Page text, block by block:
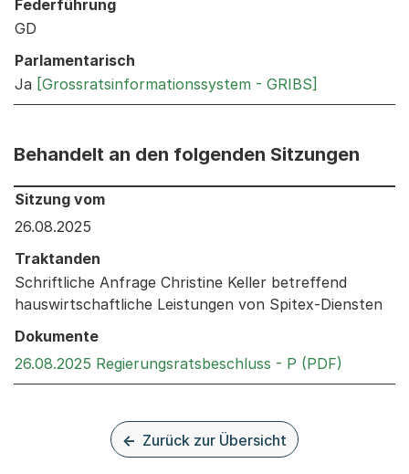
Federführung
GD
Parlamentarisch
Ja [Grossratsinformationssystem - GRIBS]
Behandelt an den folgenden Sitzungen
Behandelt an den folgenden Sitzungen: Informationen
Sitzung vom
26.08.2025
Traktanden
Schriftliche Anfrage Christine Keller betreffend
hauswirtschaftliche Leistungen von Spitex-Diensten
Dokumente
26.08.2025 Regierungsratsbeschluss - P (PDF)
Zurück zur Übersicht